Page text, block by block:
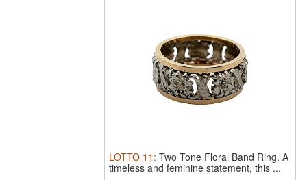
LOTTO 11 : Two Tone Floral Band Ring. A
timeless and feminine statement, this ...